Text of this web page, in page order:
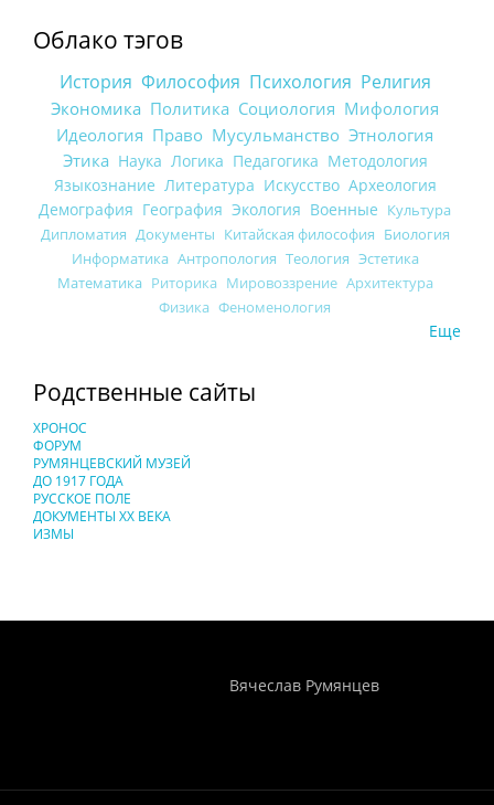
Облако тэгов
История Философия Психология Религия
Экономика Политика Социология Мифология
Идеология Право Мусульманство Этнология
Этика Наука Логика Педагогика Методология
Языкознание Литература Искусство Археология
Демография География Экология Военные Культура
Дипломатия Документы Китайская философия Биология
Информатика Антропология Теология Эстетика
Математика Риторика Мировоззрение Архитектура
Физика Феноменология
Еще
Родственные сайты
ХРОНОС
ФОРУМ
РУМЯНЦЕВСКИЙ МУЗЕЙ
ДО 1917 ГОДА
РУССКОЕ ПОЛЕ
ДОКУМЕНТЫ XX ВЕКА
ИЗМЫ
Вячеслав Румянцев